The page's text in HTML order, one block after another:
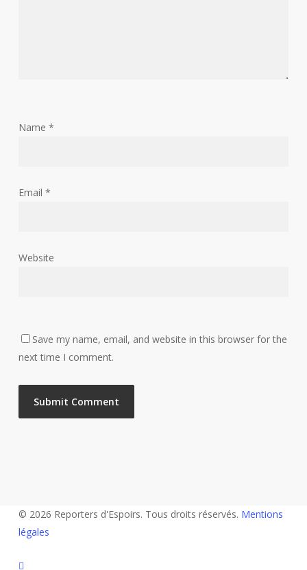
Name *
Email *
Website
Save my name, email, and website in this browser for the
next time I comment.
© 2026 Reporters d'Espoirs. Tous droits réservés. Mentions
légales
twitter